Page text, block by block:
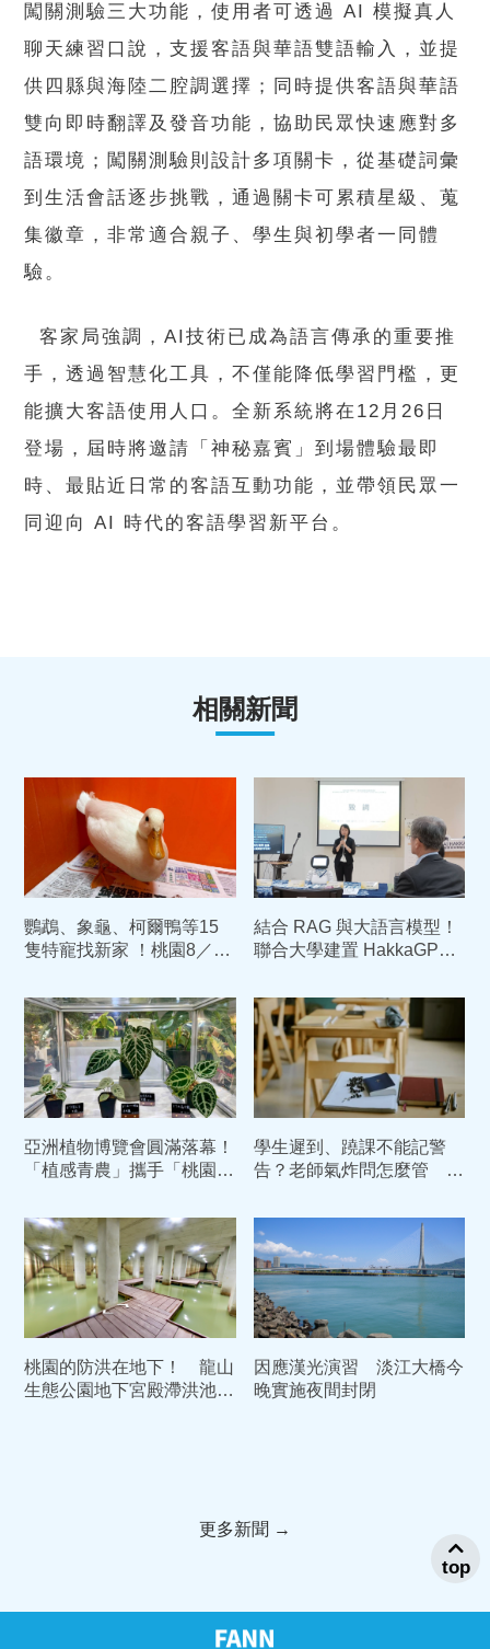
闖關測驗三大功能，使用者可透過 AI 模擬真人
聊天練習口說，支援客語與華語雙語輸入，並提
供四縣與海陸二腔調選擇；同時提供客語與華語
雙向即時翻譯及發音功能，協助民眾快速應對多
語環境；闖關測驗則設計多項關卡，從基礎詞彙
到生活會話逐步挑戰，通過關卡可累積星級、蒐
集徽章，非常適合親子、學生與初學者一同體
驗。
客家局強調，AI技術已成為語言傳承的重要推
手，透過智慧化工具，不僅能降低學習門檻，更
能擴大客語使用人口。全新系統將在12月26日
登場，屆時將邀請「神秘嘉賓」到場體驗最即
時、最貼近日常的客語互動功能，並帶領民眾一
同迎向 AI 時代的客語學習新平台。
相關新聞
鸚鵡、象龜、柯爾鴨等15
隻特寵找新家 ！桃園8／1
結合 RAG 與大語言模型！
聯合大學建置 HakkaGPT
亞洲植物博覽會圓滿落幕！
「植感青農」攜手「桃園好
實力
學生遲到、蹺課不能記警
告？老師氣炸問怎麼管 教
桃園的防洪在地下！ 龍山
生態公園地下宮殿滯洪池引
因應漢光演習 淡江大橋今
晚實施夜間封閉
更多新聞 →
top